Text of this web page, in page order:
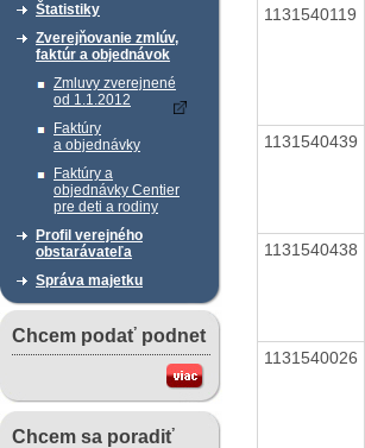
Štatistiky
Zverejňovanie zmlúv,
faktúr a objednávok
Zmluvy zverejnené
od 1.1.2012
Faktúry
a objednávky
Faktúry a
objednávky Centier
pre deti a rodiny
Profil verejného
obstarávateľa
Správa majetku
Chcem podať podnet
Chcem sa poradiť
1131540119
1131540439
1131540438
1131540026